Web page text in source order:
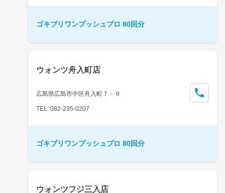
ゴキブリワンプッシュプロ 80回分
ウォンツ舟入町店
広島県広島市中区舟入町７－９
TEL: 082-235-0207
ゴキブリワンプッシュプロ 80回分
ウォンツフジ三入店